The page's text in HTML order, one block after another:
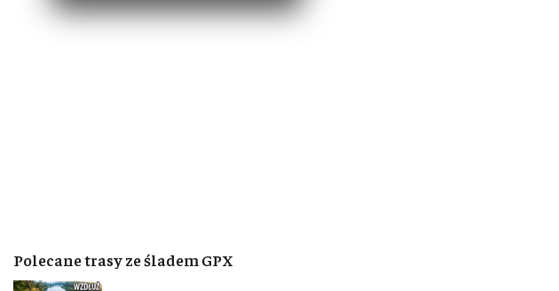
Polecane trasy ze śladem GPX